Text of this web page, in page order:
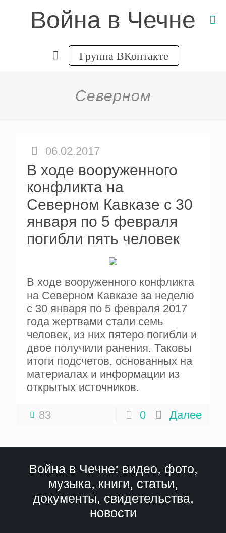
Война в Чечне
Группа ВКонтакте
Северном
06.02.2017
В ходе вооруженного
конфликта на
Северном Кавказе с 30
января по 5 февраля
погибли пять человек
В ходе вооруженного конфликта
на Северном Кавказе за неделю
с 30 января по 5 февраля 2017
года жертвами стали семь
человек, из них пятеро погибли и
двое получили ранения. Таковы
итоги подсчетов, основанных на
материалах и информации из
открытых источников.
83 0 Далее
Война в Чечне: видео, фото,
музыка, книги, статьи,
документы, свидетельства,
новости